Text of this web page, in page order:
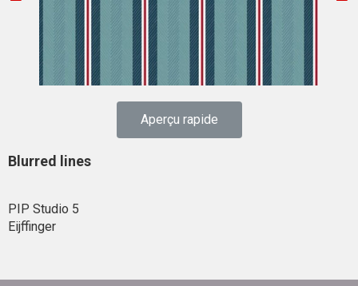
Aperçu rapide
Blurred lines
PIP Studio 5
Eijffinger